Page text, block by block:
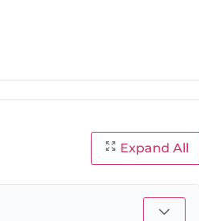
Expand All